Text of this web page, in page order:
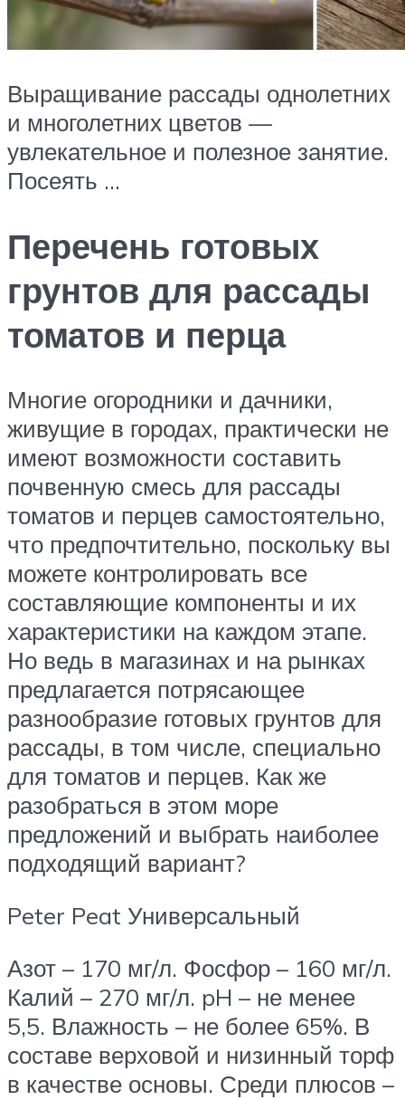
Выращивание рассады однолетних
и многолетних цветов —
увлекательное и полезное занятие.
Посеять …
Перечень готовых
грунтов для рассады
томатов и перца
Многие огородники и дачники,
живущие в городах, практически не
имеют возможности составить
почвенную смесь для рассады
томатов и перцев самостоятельно,
что предпочтительно, поскольку вы
можете контролировать все
составляющие компоненты и их
характеристики на каждом этапе.
Но ведь в магазинах и на рынках
предлагается потрясающее
разнообразие готовых грунтов для
рассады, в том числе, специально
для томатов и перцев. Как же
разобраться в этом море
предложений и выбрать наиболее
подходящий вариант?
Peter Peat Универсальный
Азот – 170 мг/л. Фосфор – 160 мг/л.
Калий – 270 мг/л. pH – не менее
5,5. Влажность – не более 65%. В
составе верховой и низинный торф
в качестве основы. Среди плюсов –